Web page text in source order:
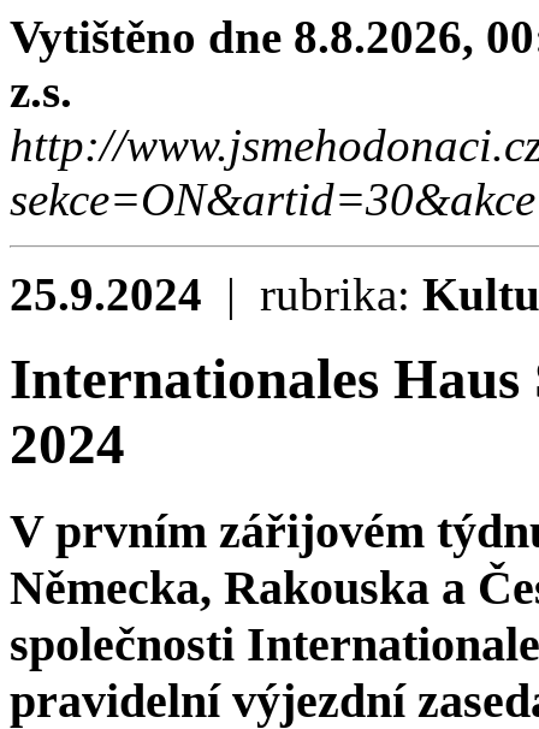
Vytištěno dne 8.8.2026,
z.s.
http://
25.9.2024 | rubrika:
Internationales Haus
2024
V prvním zářijovém
Německa, Rakouska a
společnosti
pravidelní výjezdní